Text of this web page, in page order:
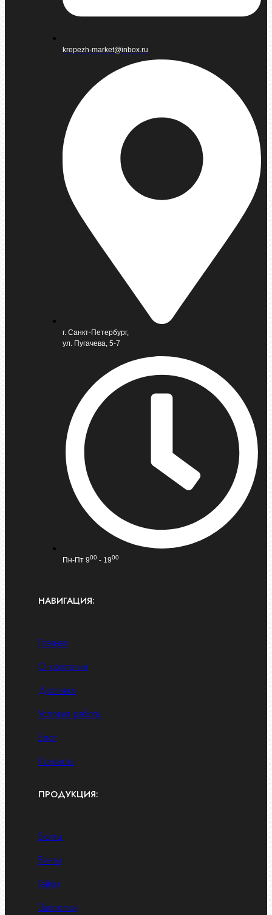
krepezh-market@inbox.ru
г. Санкт-Петербург,
ул. Пугачева, 5-7
Пн-Пт 900 - 1900
НАВИГАЦИЯ:
Главная
О компании
Доставка
Условия работы
Блог
Контакты
ПРОДУКЦИЯ:
Болты
Винты
Гайки
Заклепки